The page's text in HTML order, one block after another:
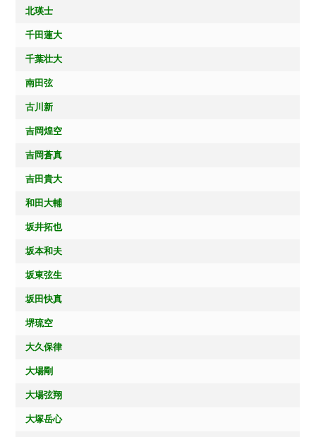
北瑛士
千田蓮大
千葉壮大
南田弦
古川新
吉岡煌空
吉岡蒼真
吉田貴大
和田大輔
坂井拓也
坂本和夫
坂東弦生
坂田快真
堺琉空
大久保律
大場剛
大場弦翔
大塚岳心